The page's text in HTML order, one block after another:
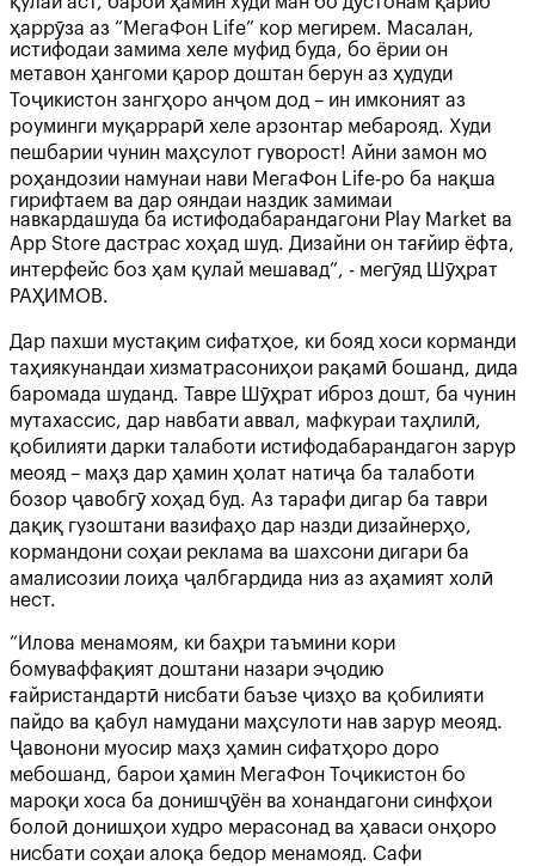
ҳаррӯза аз “МегаФон Life” кор мегирем. Масалан,
истифодаи замима хеле муфид буда, бо ёрии он
метавон ҳангоми қарор доштан берун аз ҳудуди
Тоҷикистон зангҳоро анҷом дод – ин имконият аз
роуминги муқаррарӣ хеле арзонтар мебарояд. Худи
пешбарии чунин маҳсулот гуворост! Айни замон мо
роҳандозии намунаи нави МегаФон Life-ро ба нақша
гирифтаем ва дар ояндаи наздик замимаи
навкардашуда ба истифодабарандагони Play Market ва
App Store дастрас хоҳад шуд. Дизайни он тағйир ёфта,
интерфейс боз ҳам қулай мешавад”, - мегӯяд Шӯҳрат
РАҲИМОВ.
Дар пахши мустақим сифатҳое, ки бояд хоси корманди
таҳиякунандаи хизматрасониҳои рақамӣ бошанд, дида
баромада шуданд. Тавре Шӯҳрат иброз дошт, ба чунин
мутахассис, дар навбати аввал, мафкураи таҳлилӣ,
қобилияти дарки талаботи истифодабарандагон зарур
меояд – маҳз дар ҳамин ҳолат натиҷа ба талаботи
бозор ҷавобгӯ хоҳад буд. Аз тарафи дигар ба таври
дақиқ гузоштани вазифаҳо дар назди дизайнерҳо,
кормандони соҳаи реклама ва шахсони дигари ба
амалисозии лоиҳа ҷалбгардида низ аз аҳамият холӣ
нест.
“Илова менамоям, ки баҳри таъмини кори
бомуваффақият доштани назари эҷодию
ғайристандартӣ нисбати баъзе ҷизҳо ва қобилияти
пайдо ва қабул намудани маҳсулоти нав зарур меояд.
Ҷавонони муосир маҳз ҳамин сифатҳоро доро
мебошанд, барои ҳамин МегаФон Тоҷикистон бо
мароқи хоса ба донишҷӯён ва хонандагони синфҳои
болоӣ донишҳои худро мерасонад ва ҳаваси онҳоро
нисбати соҳаи алоқа бедор менамояд. Сафи